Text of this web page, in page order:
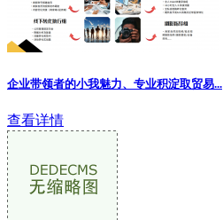
企业带领者的小我魅力、专业积淀取贸易...
查看详情